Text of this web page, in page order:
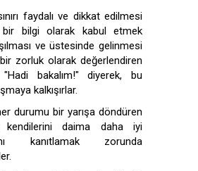
faydalı ve dikkat edilmesi
bir bilgi olarak kabul etmek
ve üstesinde gelinmesi
zorluk olarak değerlendiren
bakalım!" diyerek, bu
kalkışırlar.
durumu bir yarışa döndüren
kendilerini daima daha iyi
kanıtlamak zorunda